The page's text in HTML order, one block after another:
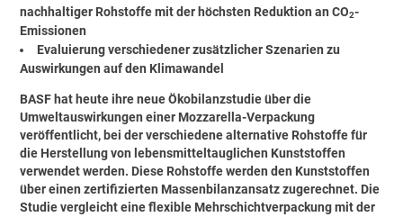
nachhaltiger Rohstoffe mit der höchsten Reduktion an CO2-
Emissionen
Evaluierung verschiedener zusätzlicher Szenarien zu
Auswirkungen auf den Klimawandel
BASF hat heute ihre neue Ökobilanzstudie über die
Umweltauswirkungen einer Mozzarella-Verpackung
veröffentlicht, bei der verschiedene alternative Rohstoffe für
die Herstellung von lebensmitteltauglichen Kunststoffen
verwendet werden. Diese Rohstoffe werden den Kunststoffen
über einen zertifizierten Massenbilanzansatz zugerechnet. Die
Studie vergleicht eine flexible Mehrschichtverpackung mit der